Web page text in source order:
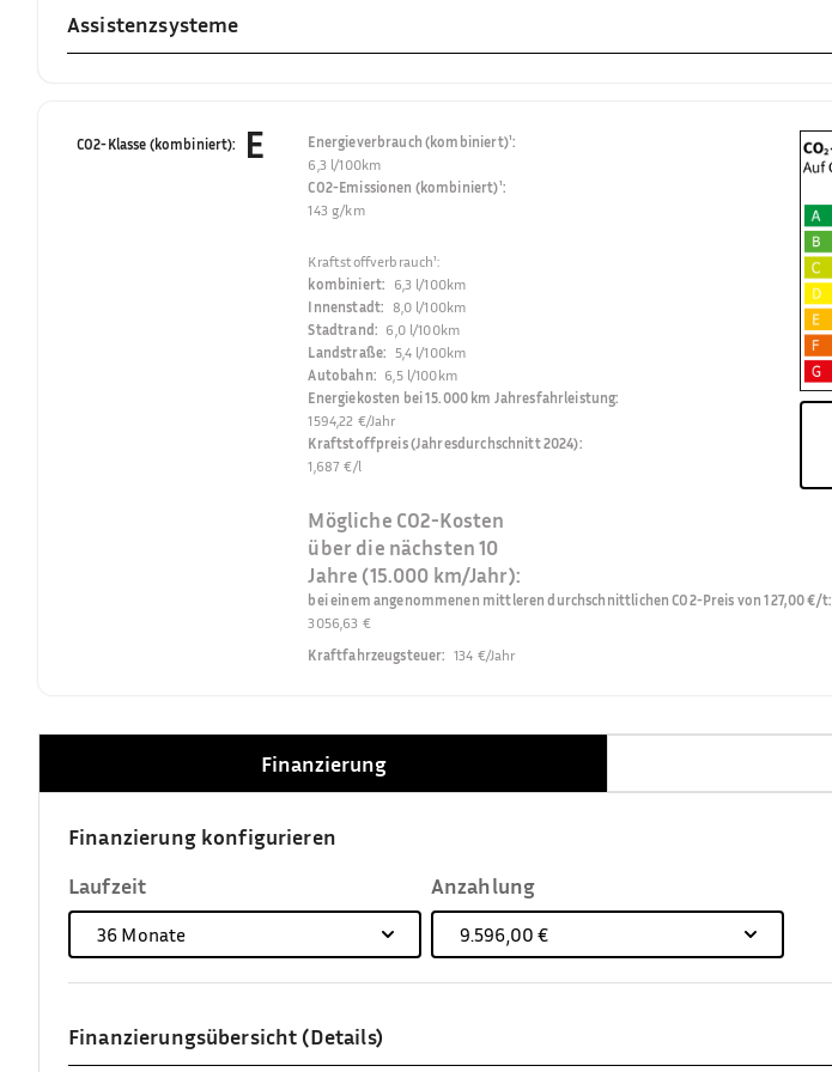
Assistenzsysteme
CO2-Klasse (kombiniert): E Energieverbrauch (kombiniert)¹:
6,3 l/100km
CO2-Emissionen (kombiniert)¹:
143 g/km
Kraftstoffverbrauch¹:
kombiniert: 6,3 l/100km
Innenstadt: 8,0 l/100km
Stadtrand: 6,0 l/100km
Landstraße: 5,4 l/100km
Autobahn: 6,5 l/100km
Energiekosten bei 15.000 km Jahresfahrleistung:
1594,22 €/Jahr
Kraftstoffpreis (Jahresdurchschnitt 2024):
1,687 €/l
Mögliche CO2-Kosten
über die nächsten 10
Jahre (15.000 km/Jahr):
bei einem angenommenen mittleren durchschnittlichen CO2-Preis von 127,00 €/t:
3056,63 €
Kraftfahrzeugsteuer: 134 €/Jahr
Finanzierung
Finanzierung konfigurieren
Laufzeit
36 Monate
Anzahlung
9.596,00 €
Finanzierungsübersicht (Details)